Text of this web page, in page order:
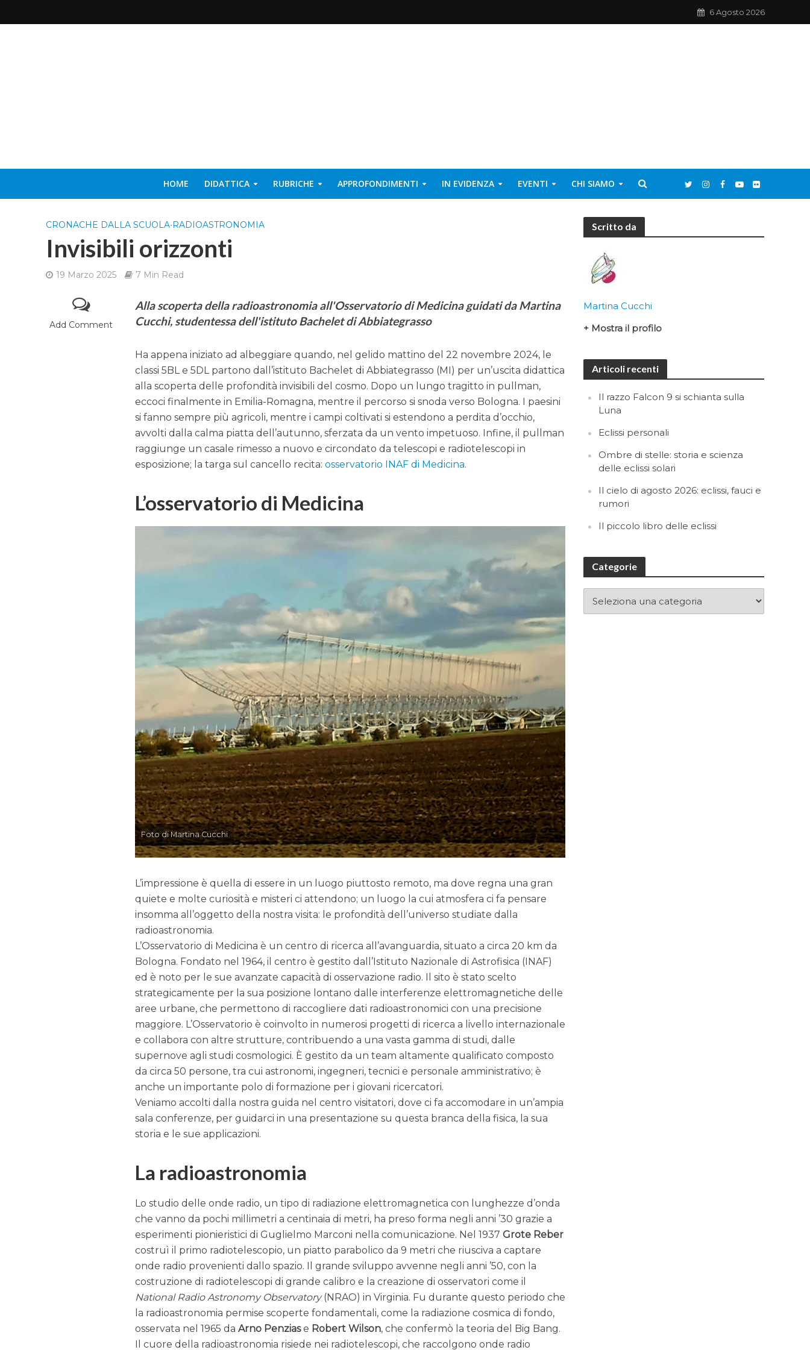
6 Agosto 2026
HOME DIDATTICA RUBRICHE APPROFONDIMENTI IN EVIDENZA EVENTI CHI SIAMO
CRONACHE DALLA SCUOLA•RADIOASTRONOMIA
Invisibili orizzonti
19 Marzo 2025 7 Min Read
Add Comment
Alla scoperta della radioastronomia all'Osservatorio di Medicina guidati da Martina
Cucchi, studentessa dell'istituto Bachelet di Abbiategrasso
Ha appena iniziato ad albeggiare quando, nel gelido mattino del 22 novembre 2024, le
classi 5BL e 5DL partono dall’istituto Bachelet di Abbiategrasso (MI) per un’uscita didattica
alla scoperta delle profondità invisibili del cosmo. Dopo un lungo tragitto in pullman,
eccoci finalmente in Emilia-Romagna, mentre il percorso si snoda verso Bologna. I paesini
si fanno sempre più agricoli, mentre i campi coltivati si estendono a perdita d’occhio,
avvolti dalla calma piatta dell’autunno, sferzata da un vento impetuoso. Infine, il pullman
raggiunge un casale rimesso a nuovo e circondato da telescopi e radiotelescopi in
esposizione; la targa sul cancello recita:osservatorio INAF di Medicina.
L’osservatorio di Medicina
Foto di Martina Cucchi
L’impressione è quella di essere in un luogo piuttosto remoto, ma dove regna una gran
quiete e molte curiosità e misteri ci attendono; un luogo la cui atmosfera ci fa pensare
insomma all’oggetto della nostra visita: le profondità dell’universo studiate dalla
radioastronomia.
L’Osservatorio di Medicina è un centro di ricerca all’avanguardia, situato a circa 20 km da
Bologna. Fondato nel 1964, il centro è gestito dall’Istituto Nazionale di Astrofisica (INAF)
ed è noto per le sue avanzate capacità di osservazione radio. Il sito è stato scelto
strategicamente per la sua posizione lontano dalle interferenze elettromagnetiche delle
aree urbane, che permettono di raccogliere dati radioastronomici con una precisione
maggiore. L’Osservatorio è coinvolto in numerosi progetti di ricerca a livello internazionale
e collabora con altre strutture, contribuendo a una vasta gamma di studi, dalle
supernove agli studi cosmologici. È gestito da un team altamente qualificato composto
da circa 50 persone, tra cui astronomi, ingegneri, tecnici e personale amministrativo; è
anche un importante polo di formazione per i giovani ricercatori.
Veniamo accolti dalla nostra guida nel centro visitatori, dove ci fa accomodare in un’ampia
sala conferenze, per guidarci in una presentazione su questa branca della fisica, la sua
storia e le sue applicazioni.
La radioastronomia
Lo studio delle onde radio, un tipo di radiazione elettromagnetica con lunghezze d’onda
che vanno da pochi millimetri a centinaia di metri, ha preso forma negli anni ’30 grazie a
esperimenti pionieristici di Guglielmo Marconi nella comunicazione. Nel 1937Grote Reber
costruì il primo radiotelescopio, un piatto parabolico da 9 metri che riusciva a captare
onde radio provenienti dallo spazio. Il grande sviluppo avvenne negli anni ’50, con la
costruzione di radiotelescopi di grande calibro e la creazione di osservatori come il
National Radio Astronomy Observatory(NRAO) in Virginia. Fu durante questo periodo che
la radioastronomia permise scoperte fondamentali, come la radiazione cosmica di fondo,
osservata nel 1965 daArno Penziase Robert Wilson, che confermò la teoria del Big Bang.
Il cuore della radioastronomia risiede nei radiotelescopi, che raccolgono onde radio
Scritto da
Martina Cucchi
+ Mostra il profilo
Articoli recenti
Il razzo Falcon 9 si schianta sulla
Luna
Eclissi personali
Ombre di stelle: storia e scienza
delle eclissi solari
Il cielo di agosto 2026: eclissi, fauci e
rumori
Il piccolo libro delle eclissi
Categorie